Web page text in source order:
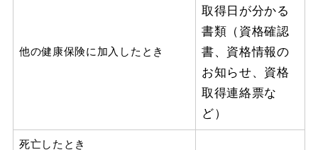
他の健康保険に加入したとき
取得日が分かる
書類（資格確認
書、資格情報の
お知らせ、資格
取得連絡票な
ど）
死亡したとき